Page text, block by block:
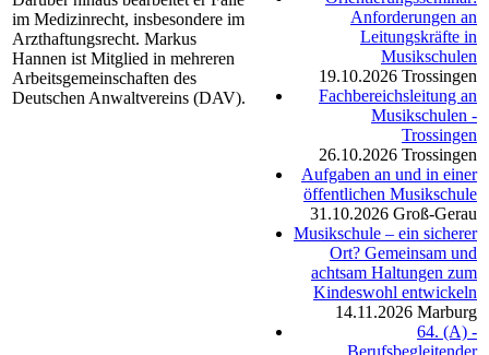
im Medizinrecht, insbesondere im
Arzthaftungsrecht. Markus
Hannen ist Mitglied in mehreren
Arbeitsgemeinschaften des
Deutschen Anwaltvereins (DAV).
Anforderungen an
Leitungskräfte in
Musikschulen
19.10.2026 Trossingen
Fachbereichsleitung an
Musikschulen -
Trossingen
26.10.2026 Trossingen
Aufgaben an und in einer
öffentlichen Musikschule
31.10.2026 Groß-Gerau
Musikschule – ein sicherer
Ort? Gemeinsam und
achtsam Haltungen zum
Kindeswohl entwickeln
14.11.2026 Marburg
64. (A) -
Berufsbegleitender